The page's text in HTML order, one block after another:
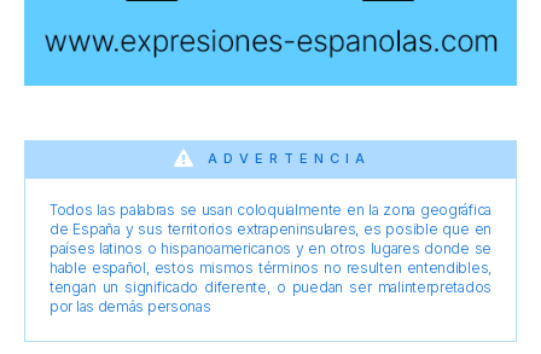
ADVERTENCIA
Todos las palabras se usan coloquialmente en la zona geográfica
de España y sus territorios extrapeninsulares, es posible que en
países latinos o hispanoamericanos y en otros lugares donde se
hable español, estos mismos términos no resulten entendibles,
tengan un significado diferente, o puedan ser malinterpretados
por las demás personas